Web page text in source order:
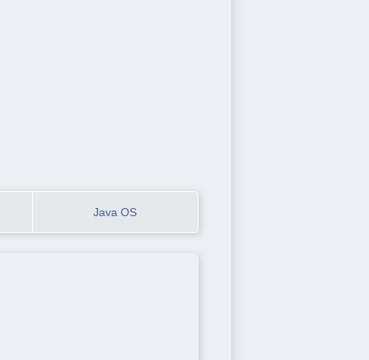
Java OS